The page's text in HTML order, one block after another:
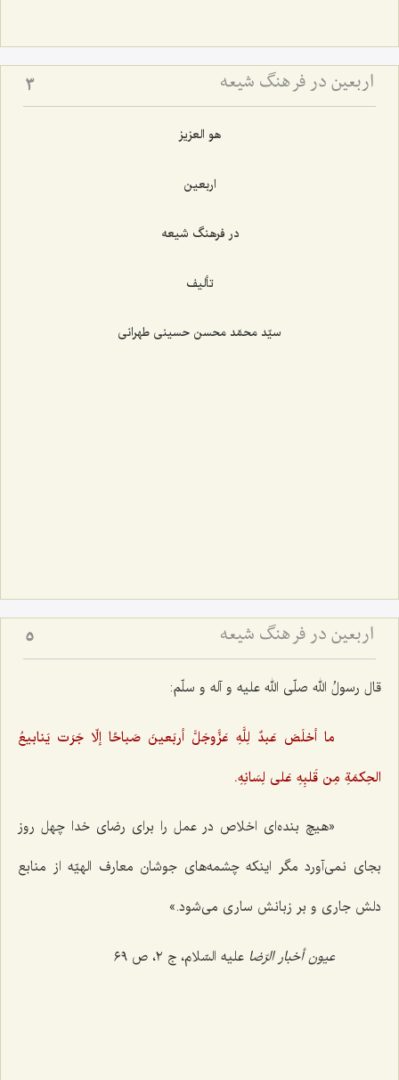
اربعین در فرهنگ شیعه 3
هو العزیز
اربعین
در فرهنگ شیعه
تألیف
سیّد محمّد محسن حسینی طهرانی
اربعین در فرهنگ شیعه 5
قال رسولُ الله صلّی الله علیه و آله و سلّم:
ما أخلَصَ عَبدٌ لِلَّهِ عَزَّوجَلَّ أربَعینَ صَباحًا إلّا جَرَت یَنابیعُ
الحِکمَةِ مِن قَلبِهِ عَلی لِسَانِهِ.
«هیچ بنده‌ای اخلاص در عمل را برای رضای خدا چهل روز
بجای نمی‌آورد مگر اینکه چشمه‌های جوشان معارف الهیّه از منابع
دلش جاری و بر زبانش ساری می‌شود.»
عیون أخبار الرّضا علیه السّلام، ج ‌٢، ص ٦٩